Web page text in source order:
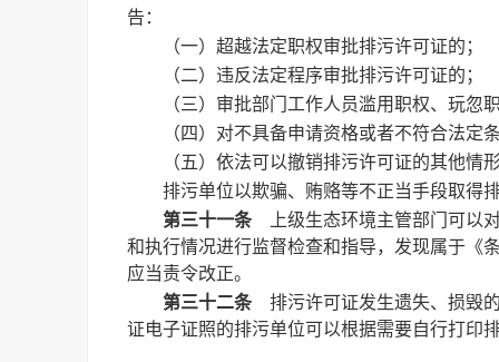
告：
（一）超越法定职权审批排污许可证的；
（二）违反法定程序审批排污许可证的；
（三）审批部门工作人员滥用职权、玩忽
（四）对不具备申请资格或者不符合法定
（五）依法可以撤销排污许可证的其他情
排污单位以欺骗、贿赂等不正当手段取得
第三十一条上级生态环境主管部门可以对
和执行情况进行监督检查和指导，发现属于《
应当责令改正。
第三十二条排污许可证发生遗失、损毁的
证电子证照的排污单位可以根据需要自行打印